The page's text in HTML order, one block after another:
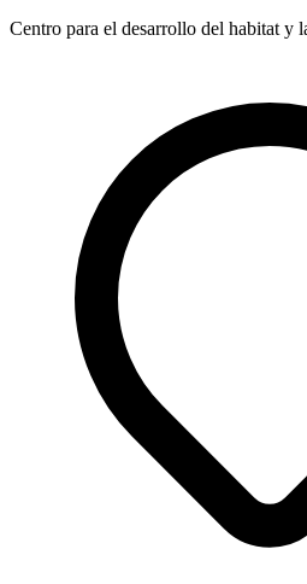
Centro para el desarrollo del habitat y